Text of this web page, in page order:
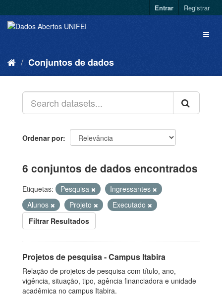
Entrar Registrar
Conjuntos de dados
Ordenar por
6 conjuntos de dados encontrados
Etiquetas: Pesquisa
Ingressantes
Alunos
Projeto
Executado
Filtrar Resultados
Projetos de pesquisa - Campus Itabira
Relação de projetos de pesquisa com título, ano,
vigência, situação, tipo, agência financiadora e unidade
acadêmica no campus Itabira.